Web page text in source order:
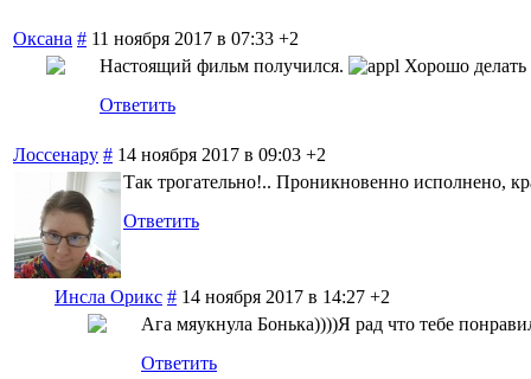
Оксана # 11 ноября 2017 в 07:33 +2
Настоящий фильм получился.
Хорошо
Ответить
Лоссенару # 14 ноября 2017 в 09:03 +2
Так трогательно!.. Проникновенно исполнено,
Ответить
Инсла Орикс # 14 ноября 2017 в 14:27 +2
Ага мяукнула Бонька))))Я рад что тебе
Ответить